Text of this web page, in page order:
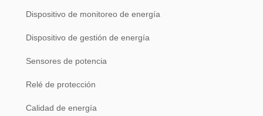
Dispositivo de monitoreo de energía
Dispositivo de gestión de energía
Sensores de potencia
Relé de protección
Calidad de energía